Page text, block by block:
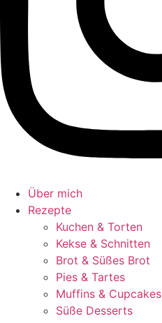
Über mich
Rezepte
Kuchen & Torten
Kekse & Schnitten
Brot & Süßes Brot
Pies & Tartes
Muffins & Cupcakes
Süße Desserts